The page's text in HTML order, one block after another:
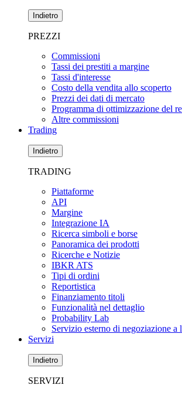
Indietro
PREZZI
Commissioni
Tassi dei prestiti a margine
Tassi d'interesse
Costo della vendita allo scoperto
Prezzi dei dati di mercato
Programma di ottimizzazione del
Altre commissioni
Trading
Indietro
TRADING
Piattaforme
API
Margine
Integrazione IA
Ricerca simboli e borse
Panoramica dei prodotti
Ricerche e Notizie
IBKR ATS
Tipi di ordini
Reportistica
Finanziamento titoli
Funzionalità nel dettaglio
Probability Lab
Servizio esterno di negoziazione
Servizi
Indietro
SERVIZI